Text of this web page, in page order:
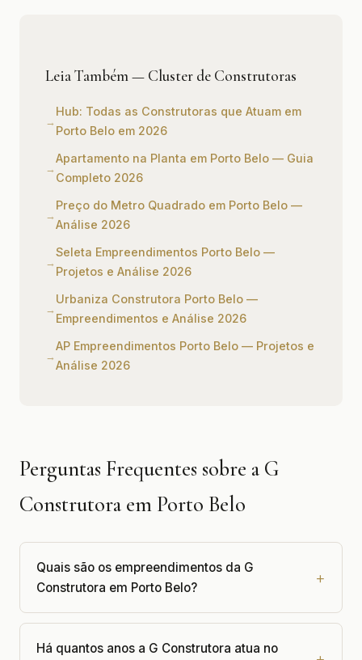
Leia Também — Cluster de Construtoras
Hub: Todas as Construtoras que Atuam em
Porto Belo em 2026
Apartamento na Planta em Porto Belo — Guia
Completo 2026
Preço do Metro Quadrado em Porto Belo —
Análise 2026
Seleta Empreendimentos Porto Belo —
Projetos e Análise 2026
Urbaniza Construtora Porto Belo —
Empreendimentos e Análise 2026
AP Empreendimentos Porto Belo — Projetos e
Análise 2026
Perguntas Frequentes sobre a G
Construtora em Porto Belo
Quais são os empreendimentos da G
Construtora em Porto Belo?
Há quantos anos a G Construtora atua no